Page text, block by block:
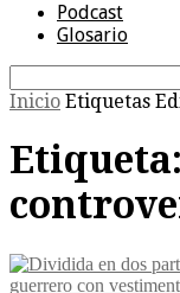
Podcast
Glosario
Inicio Etiquetas